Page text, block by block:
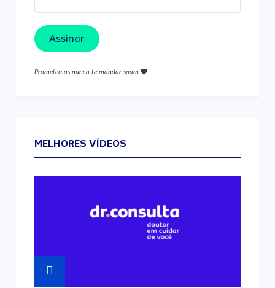
Assinar
Prometemos nunca te mandar spam
MELHORES VÍDEOS